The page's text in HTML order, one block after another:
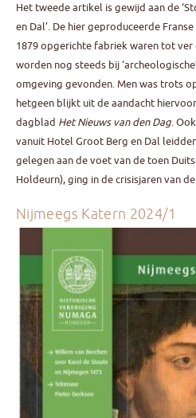
Het tweede artikel is gewijd aan de
en Dal’. De hier geproduceerde
1879 opgerichte fabriek waren tot ver
worden nog steeds bij
omgeving gevonden. Men was trots
hetgeen blijkt uit de aandacht
dagblad Het Nieuws van den Dag.
vanuit Hotel Groot Berg en Dal
gelegen aan de voet van de toen
Holdeurn), ging in de crisisjaren van
Nijmeegs Katern 2024/1